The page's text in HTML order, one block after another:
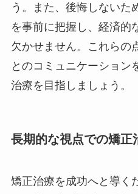
う。また、後悔しないた
を事前に把握し、経済的
欠かせません。これらの
とのコミュニケーション
治療を目指しましょう。
長期的な視点での矯正
矯正治療を成功へと導く